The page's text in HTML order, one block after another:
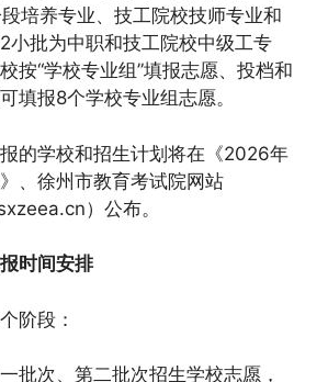
培养专业、技工院校技师专业和
小批为中职和技工院校中级工专
按“学校专业组”填报志愿、投档和
填报8个学校专业组志愿。
的学校和招生计划将在《2026年
、徐州市教育考试院网站
）公布。
时间安排
阶段：
批次、第二批次招生学校志愿，